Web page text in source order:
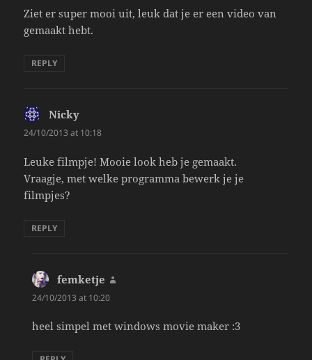
Ziet er super mooi uit, leuk dat je er een video van
gemaakt hebt.
REPLY
Nicky
24/10/2013 at 10:18
Leuke filmpje! Mooie look heb je gemaakt.
Vraagje, met welke programma bewerk je je
filmpjes?
REPLY
femketje
24/10/2013 at 10:20
heel simpel met windows movie maker :3